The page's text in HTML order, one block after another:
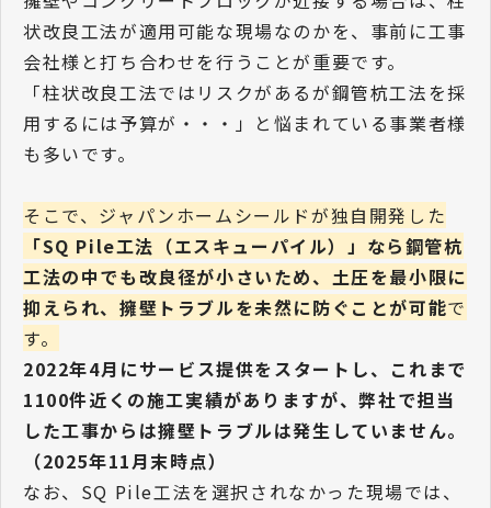
状改良工法が適用可能な現場なのかを、事前に工事
会社様と打ち合わせを行うことが重要です。
「柱状改良工法ではリスクがあるが鋼管杭工法を採
用するには予算が・・・」と悩まれている事業者様
も多いです。
そこで、ジャパンホームシールドが独自開発した
「SQ Pile工法（エスキューパイル）」なら鋼管杭
工法の中でも改良径が小さいため、土圧を最小限に
抑えられ、擁壁トラブルを未然に防ぐことが可能で
す。
2022年4月にサービス提供をスタートし、これまで
1100件近くの施工実績がありますが、弊社で担当
した工事からは擁壁トラブルは発生していません。
（2025年11月末時点）
なお、SQ Pile工法を選択されなかった現場では、